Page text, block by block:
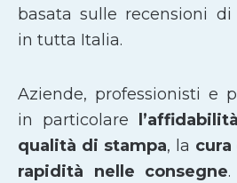
basata sulle recensioni
in tutta Italia.
Aziende, professionisti e
in particolare
qualità di stampa, la
rapidità nelle consegne